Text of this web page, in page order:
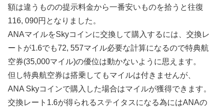
額は違うものの提示料金から一番安いものを拾うと往復
116, 090円となりました。
ANAマイルをSkyコインに交換して購入するには、交換レ
ートが1.6でも72, 557マイル必要な計算になるので特典航
空券(35,000マイル)の優位は動かないように思えます。
但し特典航空券は搭乗してもマイルは付きませんが、
ANA Skyコインで購入した場合はマイルが獲得できます。
交換レート1.6が得られるステイタスになる為にはANAの